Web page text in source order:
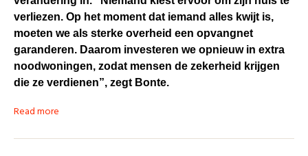
verliezen. Op het moment dat iemand alles kwijt is,
moeten we als sterke overheid een opvangnet
garanderen. Daarom investeren we opnieuw in extra
noodwoningen, zodat mensen de zekerheid krijgen
die ze verdienen”, zegt Bonte.
Read more